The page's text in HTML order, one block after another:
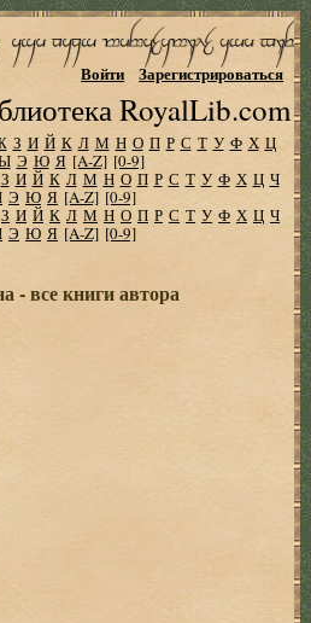
RoyalLib.com
Войти Зарегистрироваться
З И Й К Л М Н О П Р С Т У Ф Х Ц
Э Ю Я [A-Z] [0-9]
З И Й К Л М Н О П Р С Т У Ф Х Ц Ч
Э Ю Я [A-Z] [0-9]
З И Й К Л М Н О П Р С Т У Ф Х Ц Ч
Э Ю Я [A-Z] [0-9]
- все книги автора